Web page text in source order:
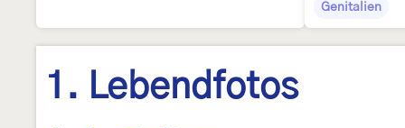
Genitalien
1. Lebendfotos